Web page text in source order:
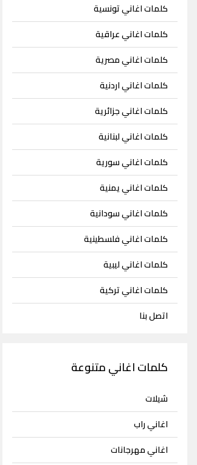
كلمات اغاني تونسية
كلمات اغاني عراقية
كلمات اغاني مصرية
كلمات اغاني اردنية
كلمات اغاني جزائرية
كلمات اغاني لبنانية
كلمات اغاني سورية
كلمات اغاني يمنية
كلمات اغاني سودانية
كلمات اغاني فلسطينية
كلمات اغاني ليبية
كلمات اغاني تركية
اتصل بنا
كلمات اغاني متنوعة
شيلات
اغاني راب
اغاني مهرجانات